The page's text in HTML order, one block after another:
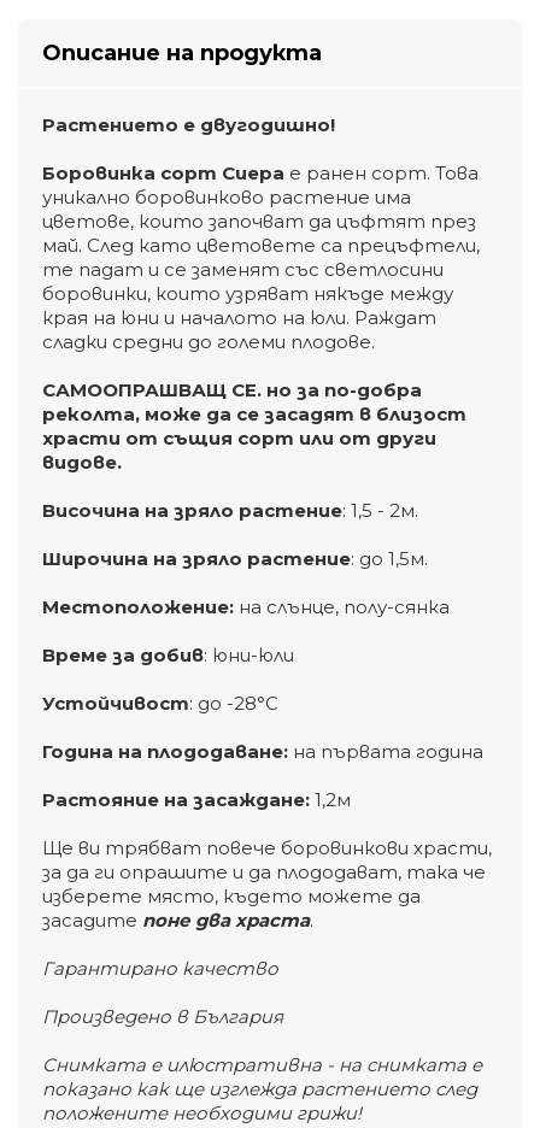
Описание на продукта
Растението е двугодишно!
Боровинка сорт Сиера е ранен сорт. Това
уникално боровинково растение има
цветове, които започват да цъфтят през
май. След като цветовете са прецъфтели,
те падат и се заменят със светлосини
боровинки, които узряват някъде между
края на юни и началото на юли. Раждат
сладки средни до големи плодове.
САМООПРАШВАЩ СЕ. но за по-добра
реколта, може да се засадят в близост
храсти от същия сорт или от други
видове.
Височина на зряло растение: 1,5 - 2м.
Широчина на зряло растение: до 1,5м.
Местоположение: на слънце, полу-сянка
Време за добив: юни-юли
Устойчивост: до -28°C
Година на плододаване: на първата година
Растояние на засаждане: 1,2м
Ще ви трябват повече боровинкови храсти,
за да ги опрашите и да плододават, така че
изберете място, където можете да
засадите поне два храста.
Гарантирано качество
Произведено в България
Снимката е илюстративна - на снимката е
показано как ще изглежда растението след
положените необходими грижи!